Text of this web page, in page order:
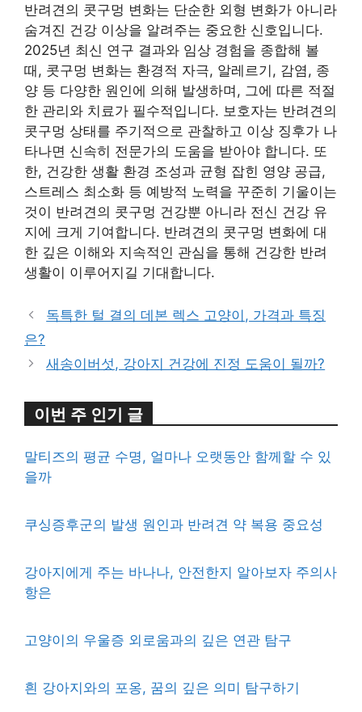
반려견의 콧구멍 변화는 단순한 외형 변화가 아니라
숨겨진 건강 이상을 알려주는 중요한 신호입니다.
2025년 최신 연구 결과와 임상 경험을 종합해 볼
때, 콧구멍 변화는 환경적 자극, 알레르기, 감염, 종
양 등 다양한 원인에 의해 발생하며, 그에 따른 적절
한 관리와 치료가 필수적입니다. 보호자는 반려견의
콧구멍 상태를 주기적으로 관찰하고 이상 징후가 나
타나면 신속히 전문가의 도움을 받아야 합니다. 또
한, 건강한 생활 환경 조성과 균형 잡힌 영양 공급,
스트레스 최소화 등 예방적 노력을 꾸준히 기울이는
것이 반려견의 콧구멍 건강뿐 아니라 전신 건강 유
지에 크게 기여합니다. 반려견의 콧구멍 변화에 대
한 깊은 이해와 지속적인 관심을 통해 건강한 반려
생활이 이루어지길 기대합니다.
독특한 털 결의 데본 렉스 고양이, 가격과 특징
은?
새송이버섯, 강아지 건강에 진정 도움이 될까?
이번 주 인기 글
말티즈의 평균 수명, 얼마나 오랫동안 함께할 수 있
을까
쿠싱증후군의 발생 원인과 반려견 약 복용 중요성
강아지에게 주는 바나나, 안전한지 알아보자 주의사
항은
고양이의 우울증 외로움과의 깊은 연관 탐구
흰 강아지와의 포옹, 꿈의 깊은 의미 탐구하기